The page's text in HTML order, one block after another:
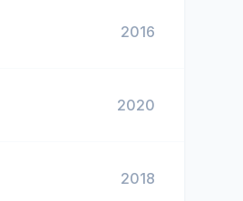
2016
2020
2018